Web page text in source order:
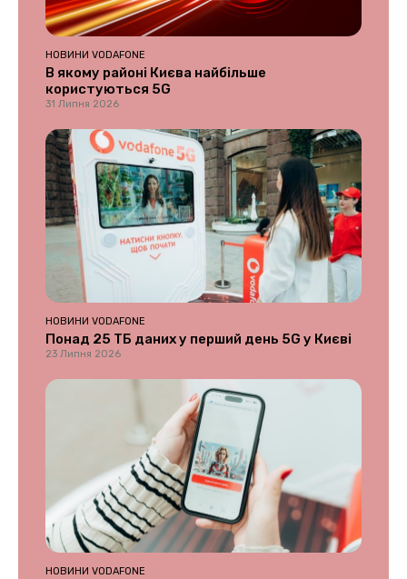
НОВИНИ VODAFONE
В якому районі Києва найбільше
користуються 5G
31 Липня 2026
НОВИНИ VODAFONE
Понад 25 ТБ даних у перший день 5G у Києві
23 Липня 2026
НОВИНИ VODAFONE